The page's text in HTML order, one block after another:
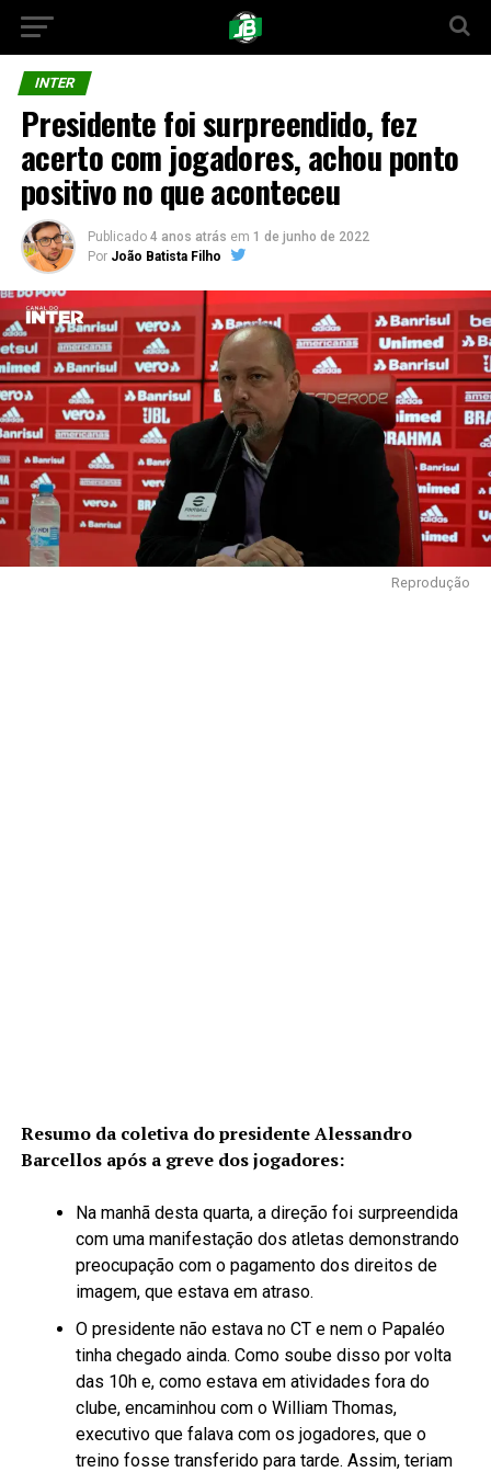
INTER
Presidente foi surpreendido, fez
acerto com jogadores, achou ponto
positivo no que aconteceu
Publicado 4 anos atrás em 1 de junho de 2022
Por João Batista Filho
Reprodução
Resumo da coletiva do presidente Alessandro
Barcellos após a greve dos jogadores:
Na manhã desta quarta, a direção foi surpreendida
com uma manifestação dos atletas demonstrando
preocupação com o pagamento dos direitos de
imagem, que estava em atraso.
O presidente não estava no CT e nem o Papaléo
tinha chegado ainda. Como soube disso por volta
das 10h e, como estava em atividades fora do
clube, encaminhou com o William Thomas,
executivo que falava com os jogadores, que o
treino fosse transferido para tarde. Assim, teriam